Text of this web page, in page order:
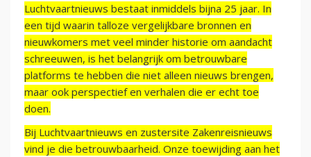
Luchtvaartnieuws bestaat inmiddels bijna 25 jaar. In
een tijd waarin talloze vergelijkbare bronnen en
nieuwkomers met veel minder historie om aandacht
schreeuwen, is het belangrijk om betrouwbare
platforms te hebben die niet alleen nieuws brengen,
maar ook perspectief en verhalen die er echt toe
doen.
Bij Luchtvaartnieuws en zustersite Zakenreisnieuws
vind je die betrouwbaarheid. Onze toewijding aan het